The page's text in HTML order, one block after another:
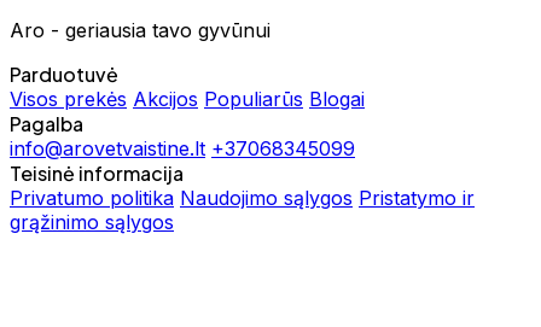
Aro - geriausia tavo gyvūnui
Parduotuvė
Visos prekės Akcijos Populiarūs Blogai
Pagalba
info@arovetvaistine.lt +37068345099
Teisinė informacija
Privatumo politika Naudojimo sąlygos Pristatymo ir
grąžinimo sąlygos